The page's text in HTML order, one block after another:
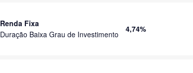
Renda Fixa
Duração Baixa Grau de Investimento
4,74%